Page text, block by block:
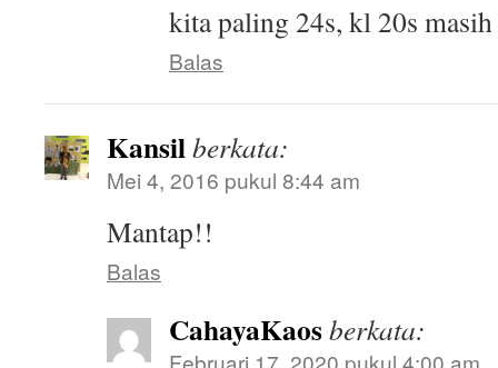
kita paling 24s, kl 20s
Balas
Kansilberkata:
Mei 4, 2016 pukul 8:44 am
Mantap!!
Balas
CahayaKaosberkata:
Februari 17, 2020 pukul 4:00 am